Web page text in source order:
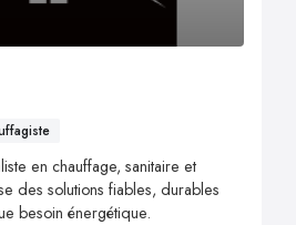
en chauffage, sanitaire et
des solutions fiables, durables
besoin énergétique.